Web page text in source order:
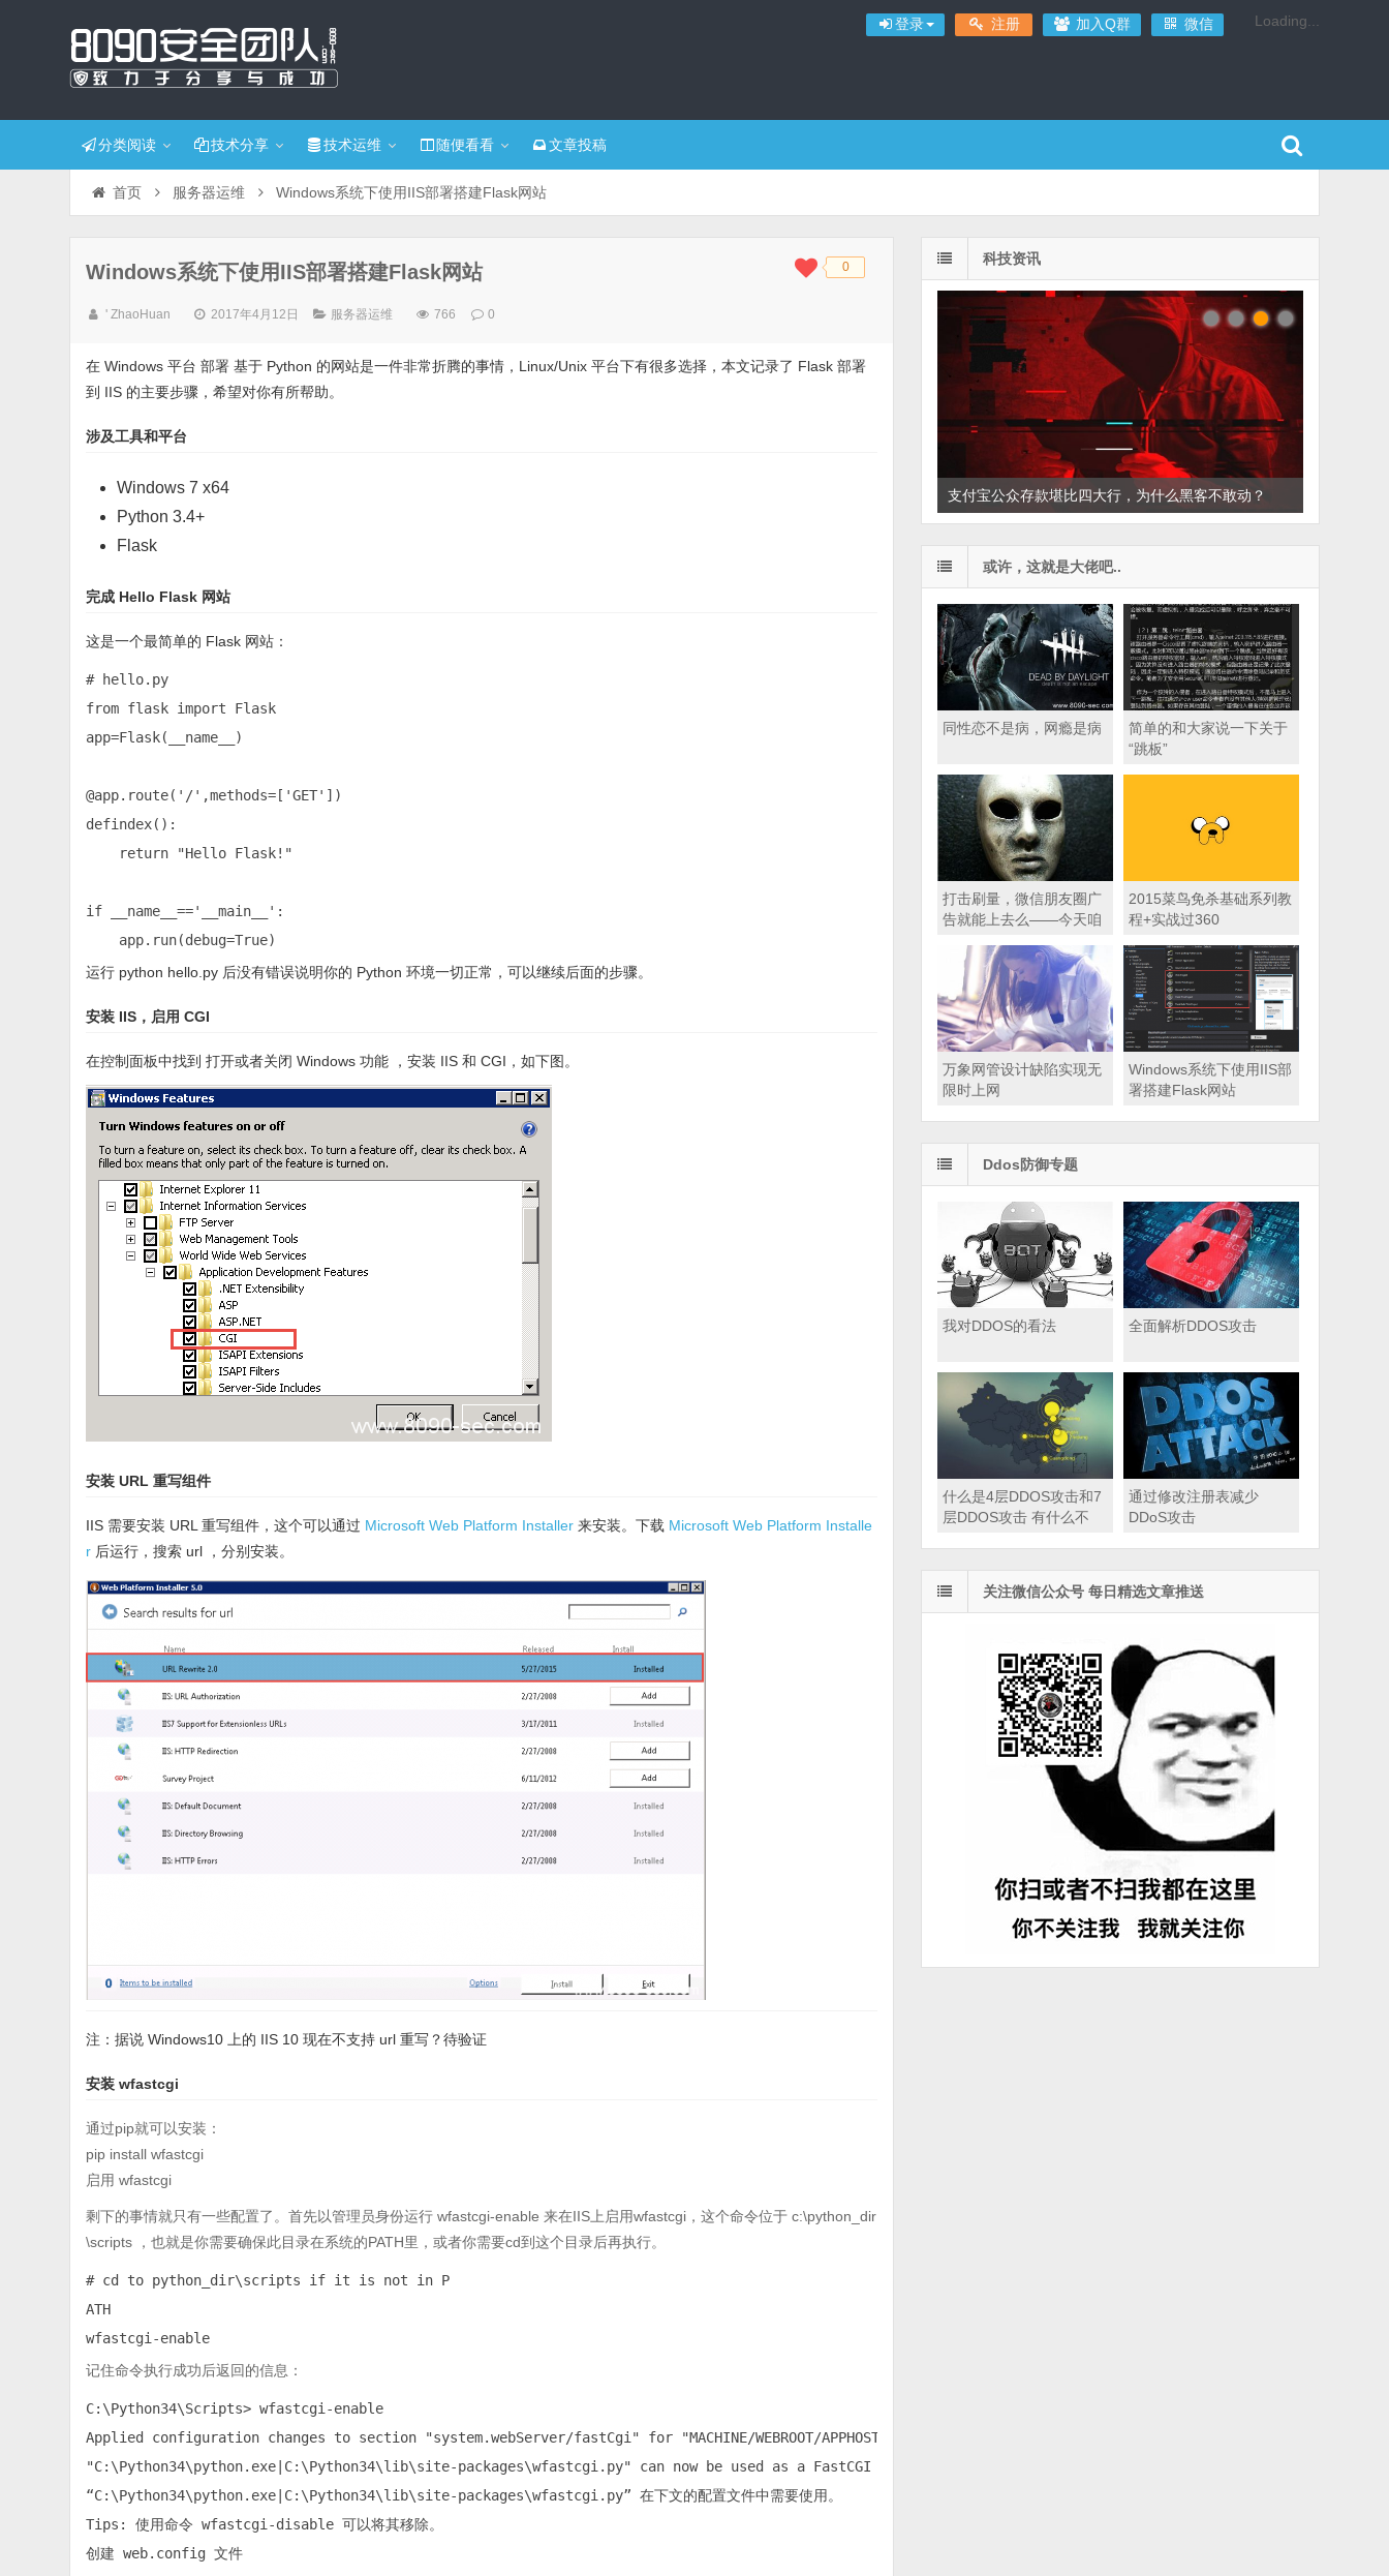
登录 注册 加入Q群 微信 Loading...
分类阅读 技术分享 技术运维 随便看看 文章投稿
首页 服务器运维 Windows系统下使用IIS部署搭建Flask网站
◆◆ 0
Windows系统下使用IIS部署搭建Flask网站
' ZhaoHuan 2017年4月12日 服务器运维 766 0
在 Windows 平台 部署 基于 Python 的网站是一件非常折腾的事情，Linux/Unix 平台下有很多选择，本文记录了 Flask 部署
到 IIS 的主要步骤，希望对你有所帮助。
涉及工具和平台
Windows 7 x64
Python 3.4+
Flask
完成 Hello Flask 网站
这是一个最简单的 Flask 网站：
# hello.py
from flask import Flask
app=Flask(__name__)
@app.route('/',methods=['GET'])
defindex():
    return "Hello Flask!"
if __name__=='__main__':
运行 python hello.py 后没有错误说明你的 Python 环境一切正常，可以继续后面的步骤。
安装 IIS，启用 CGI
在控制面板中找到 打开或者关闭 Windows 功能 ，安装 IIS 和 CGI，如下图。
安装 URL 重写组件
IIS 需要安装 URL 重写组件，这个可以通过 Microsoft Web Platform Installer 来安装。下载 Microsoft Web Platform Installe
r 后运行，搜索 url ，分别安装。
注：据说 Windows10 上的 IIS 10 现在不支持 url 重写？待验证
安装 wfastcgi
通过pip就可以安装：
pip install wfastcgi
启用 wfastcgi
剩下的事情就只有一些配置了。首先以管理员身份运行 wfastcgi-enable 来在IIS上启用wfastcgi，这个命令位于 c:\python_dir
\scripts ，也就是你需要确保此目录在系统的PATH里，或者你需要cd到这个目录后再执行。
# cd to python_dir\scripts if it is not in P
ATH
wfastcgi-enable
记住命令执行成功后返回的信息：
C:\Python34\Scripts> wfastcgi-enable
Applied configuration changes to section "system.webServer/fastCgi" for "MACHINE/WEBROOT/APPHOST" at configuration commit path "MACHINE/WEBROOT/APPHOST"
"C:\Python34\python.exe|C:\Python34\lib\site-packages\wfastcgi.py" can now be used as a FastCGI script processor
“C:\Python34\python.exe|C:\Python34\lib\site-packages\wfastcgi.py” 在下文的配置文件中需要使用。
Tips: 使用命令 wfastcgi-disable 可以将其移除。
创建 web.config 文件
科技资讯
支付宝公众存款堪比四大行，为什么黑客不敢动？
或许，这就是大佬吧..
同性恋不是病，网瘾是病
简单的和大家说一下关于
“跳板”
打击刷量，微信朋友圈广
告就能上去么——今天咱
2015菜鸟免杀基础系列教
程+实战过360
万象网管设计缺陷实现无
限时上网
Windows系统下使用IIS部
署搭建Flask网站
Ddos防御专题
我对DDOS的看法 全面解析DDOS攻击
什么是4层DDOS攻击和7
层DDOS攻击 有什么不
通过修改注册表减少
DDoS攻击
关注微信公众号 每日精选文章推送